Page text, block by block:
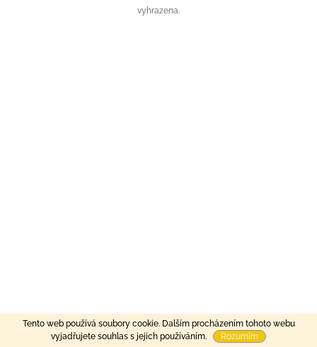
Tento web používá soubory cookie. Dalším procházením tohoto webu
vyjadřujete souhlas s jejich používáním.
Rozumím
vyhrazena.